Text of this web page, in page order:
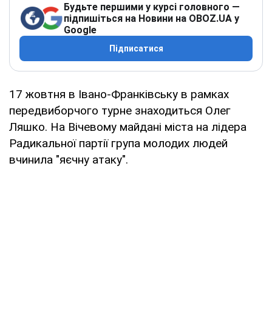
Будьте першими у курсі головного —
підпишіться на Новини на OBOZ.UA у
Google
Підписатися
17 жовтня в Івано-Франківську в рамках
передвиборчого турне знаходиться Олег
Ляшко. На Вічевому майдані міста на лідера
Радикальної партії група молодих людей
вчинила "яєчну атаку".